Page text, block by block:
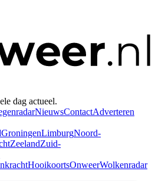
dag actueel.
NieuwsContactAdverteren
GroningenLimburgNoord-
ZeelandZuid-
HooikoortsOnweerWolkenradar